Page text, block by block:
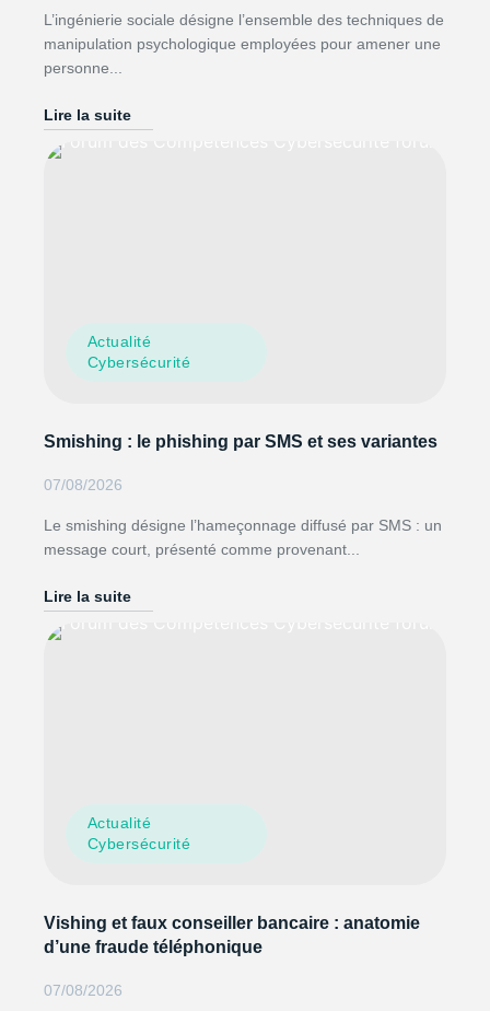
L’ingénierie sociale désigne l’ensemble des techniques de
manipulation psychologique employées pour amener une
personne...
Lire la suite
Actualité
Cybersécurité
Smishing : le phishing par SMS et ses variantes
07/08/2026
Le smishing désigne l’hameçonnage diffusé par SMS : un
message court, présenté comme provenant...
Lire la suite
Actualité
Cybersécurité
Vishing et faux conseiller bancaire : anatomie
d’une fraude téléphonique
07/08/2026